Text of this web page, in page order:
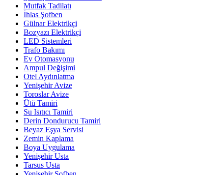
Mutfak Tadilatı
İhlas Şofben
Gülnar Elektrikçi
Bozyazı Elektrikçi
LED Sistemleri
Trafo Bakımı
Ev Otomasyonu
Ampul Değişimi
Otel Aydınlatma
Yenişehir Avize
Toroslar Avize
Ütü Tamiri
Su Isıtıcı Tamiri
Derin Dondurucu Tamiri
Beyaz Eşya Servisi
Zemin Kaplama
Boya Uygulama
Yenişehir Usta
Tarsus Usta